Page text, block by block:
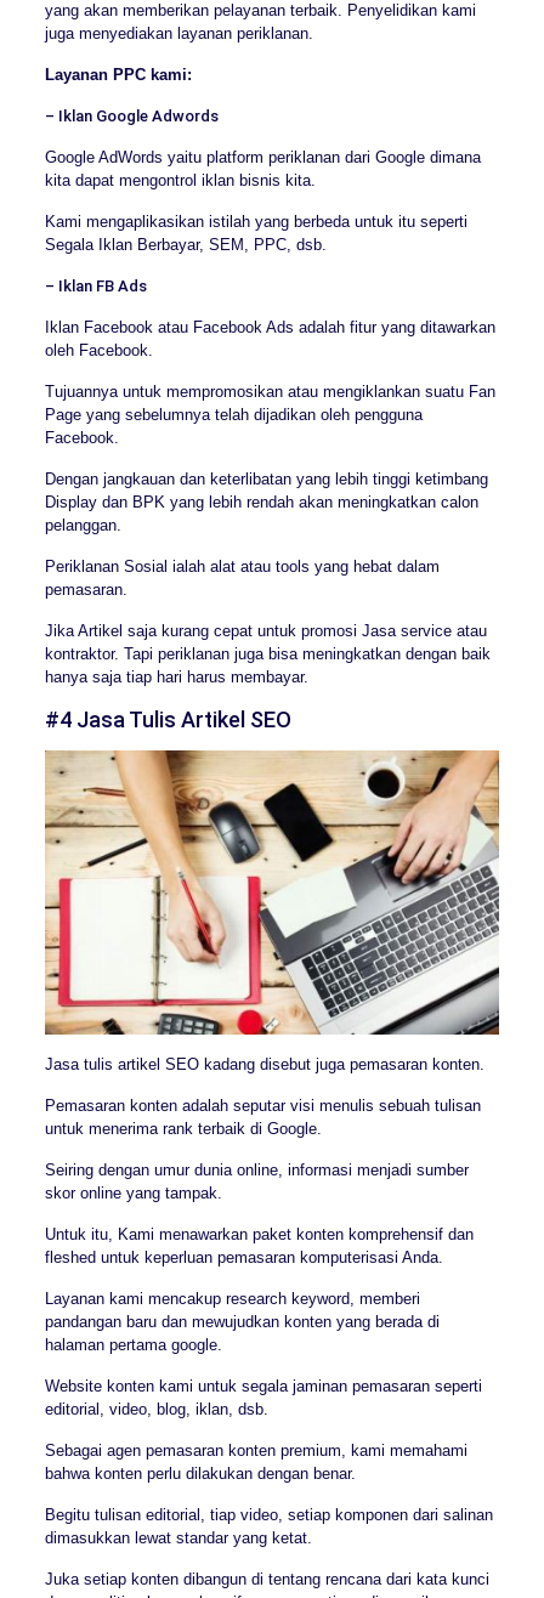
yang akan memberikan pelayanan terbaik. Penyelidikan kami
juga menyediakan layanan periklanan.
Layanan PPC kami:
– Iklan Google Adwords
Google AdWords yaitu platform periklanan dari Google dimana
kita dapat mengontrol iklan bisnis kita.
Kami mengaplikasikan istilah yang berbeda untuk itu seperti
Segala Iklan Berbayar, SEM, PPC, dsb.
– Iklan FB Ads
Iklan Facebook atau Facebook Ads adalah fitur yang ditawarkan
oleh Facebook.
Tujuannya untuk mempromosikan atau mengiklankan suatu Fan
Page yang sebelumnya telah dijadikan oleh pengguna
Facebook.
Dengan jangkauan dan keterlibatan yang lebih tinggi ketimbang
Display dan BPK yang lebih rendah akan meningkatkan calon
pelanggan.
Periklanan Sosial ialah alat atau tools yang hebat dalam
pemasaran.
Jika Artikel saja kurang cepat untuk promosi Jasa service atau
kontraktor. Tapi periklanan juga bisa meningkatkan dengan baik
hanya saja tiap hari harus membayar.
#4 Jasa Tulis Artikel SEO
Jasa tulis artikel SEO kadang disebut juga pemasaran konten.
Pemasaran konten adalah seputar visi menulis sebuah tulisan
untuk menerima rank terbaik di Google.
Seiring dengan umur dunia online, informasi menjadi sumber
skor online yang tampak.
Untuk itu, Kami menawarkan paket konten komprehensif dan
fleshed untuk keperluan pemasaran komputerisasi Anda.
Layanan kami mencakup research keyword, memberi
pandangan baru dan mewujudkan konten yang berada di
halaman pertama google.
Website konten kami untuk segala jaminan pemasaran seperti
editorial, video, blog, iklan, dsb.
Sebagai agen pemasaran konten premium, kami memahami
bahwa konten perlu dilakukan dengan benar.
Begitu tulisan editorial, tiap video, setiap komponen dari salinan
dimasukkan lewat standar yang ketat.
Juka setiap konten dibangun di tentang rencana dari kata kunci